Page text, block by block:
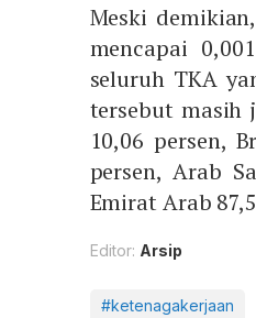
Meski
mencapai
seluruh TKA
tersebut masih
10,06 persen,
persen, Arab
Emirat Arab
Editor: Arsip
#ketenagakerjaan